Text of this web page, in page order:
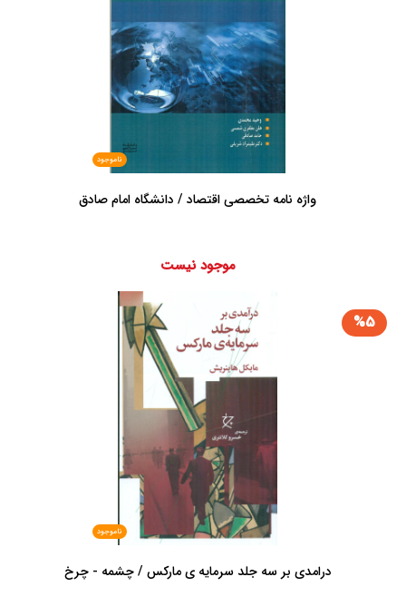
ناموجود
واژه نامه تخصصی اقتصاد / دانشگاه امام صادق
موجود نیست
%5
ناموجود
درامدی بر سه جلد سرمایه ی مارکس / چشمه - چرخ